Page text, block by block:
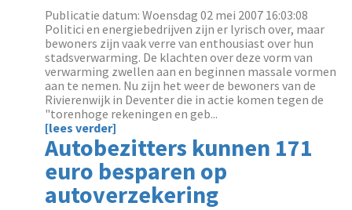
Publicatie datum: Woensdag 02 mei 2007 16:03:08
Politici en energiebedrijven zijn er lyrisch over, maar
bewoners zijn vaak verre van enthousiast over hun
stadsverwarming. De klachten over deze vorm van
verwarming zwellen aan en beginnen massale vormen
aan te nemen. Nu zijn het weer de bewoners van de
Rivierenwijk in Deventer die in actie komen tegen de
"torenhoge rekeningen en geb...
[lees verder]
Autobezitters kunnen 171
euro besparen op
autoverzekering